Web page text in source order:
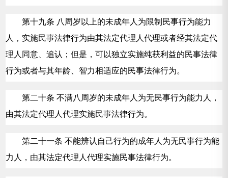
第十九条 八周岁以上的未成年人为限制民事行为能力
人，实施民事法律行为由其法定代理人代理或者经其法定代
理人同意、追认；但是，可以独立实施纯获利益的民事法律
行为或者与其年龄、智力相适应的民事法律行为。
第二十条 不满八周岁的未成年人为无民事行为能力人，
由其法定代理人代理实施民事法律行为。
第二十一条 不能辨认自己行为的成年人为无民事行为能
力人，由其法定代理人代理实施民事法律行为。